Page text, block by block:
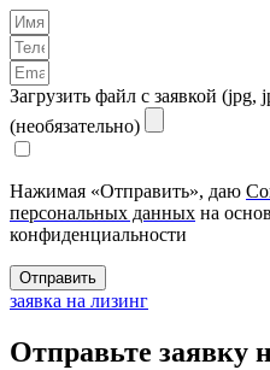
Загрузить файл с заявкой
(необязательно)
Нажимая «Отправить», даю
персональных данных на
конфиденциальности
Отправить
заявка на лизинг
Отправьте заявку